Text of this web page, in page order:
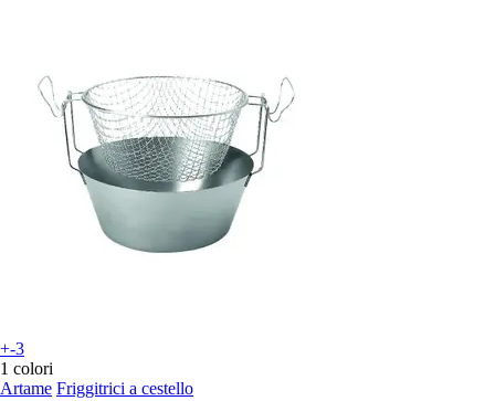
+-3
1 colori
Artame Friggitrici a cestello